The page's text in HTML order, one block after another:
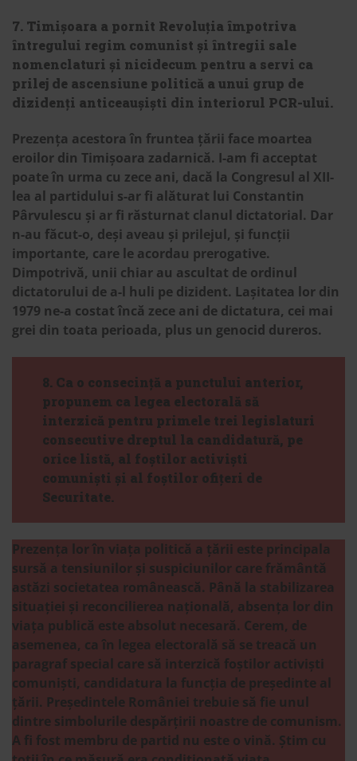
7. Timișoara a pornit Revoluția împotriva
întregului regim comunist și întregii sale
nomenclaturi și nicidecum pentru a servi ca
prilej de ascensiune politică a unui grup de
dizidenți anticeaușiști din interiorul PCR-ului.
Prezența acestora în fruntea țării face moartea
eroilor din Timișoara zadarnică. I-am fi acceptat
poate în urma cu zece ani, dacă la Congresul al XII-
lea al partidului s-ar fi alăturat lui Constantin
Pârvulescu și ar fi răsturnat clanul dictatorial. Dar
n-au făcut-o, deși aveau și prilejul, și funcții
importante, care le acordau prerogative.
Dimpotrivă, unii chiar au ascultat de ordinul
dictatorului de a-l huli pe dizident. Lașitatea lor din
1979 ne-a costat încă zece ani de dictatura, cei mai
grei din toata perioada, plus un genocid dureros.
8. Ca o consecință a punctului anterior,
propunem ca legea electorală să
interzică pentru primele trei legislaturi
consecutive dreptul la candidatură, pe
orice listă, al foștilor activiști
comuniști și al foștilor ofițeri de
Securitate.
Prezența lor în viața politică a țării este principala
sursă a tensiunilor și suspiciunilor care frământă
astăzi societatea românească. Până la stabilizarea
situației și reconcilierea națională, absența lor din
viața publică este absolut necesară. Cerem, de
asemenea, ca în legea electorală să se treacă un
paragraf special care să interzică foștilor activiști
comuniști, candidatura la funcția de președinte al
țării. Președintele României trebuie să fie unul
dintre simbolurile despărțirii noastre de comunism.
A fi fost membru de partid nu este o vină. Știm cu